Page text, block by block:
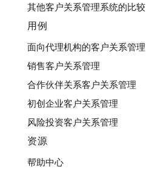
其他客户关系管理系统的比较
用例
面向代理机构的客户关系管理
销售客户关系管理
合作伙伴关系客户关系管理
初创企业客户关系管理
风险投资客户关系管理
资源
帮助中心